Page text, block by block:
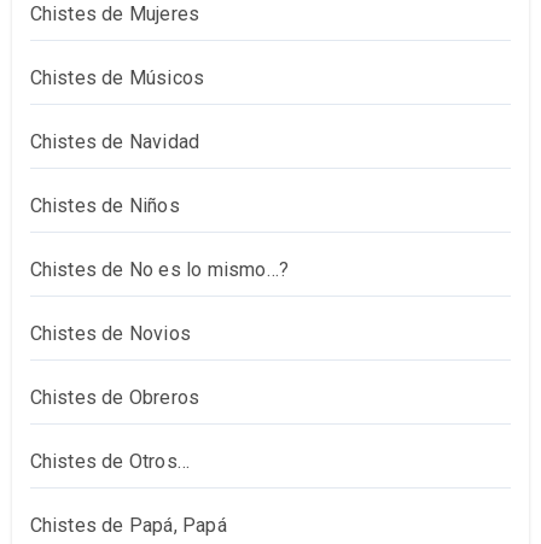
Chistes de Mujeres
Chistes de Músicos
Chistes de Navidad
Chistes de Niños
Chistes de No es lo mismo…?
Chistes de Novios
Chistes de Obreros
Chistes de Otros…
Chistes de Papá, Papá